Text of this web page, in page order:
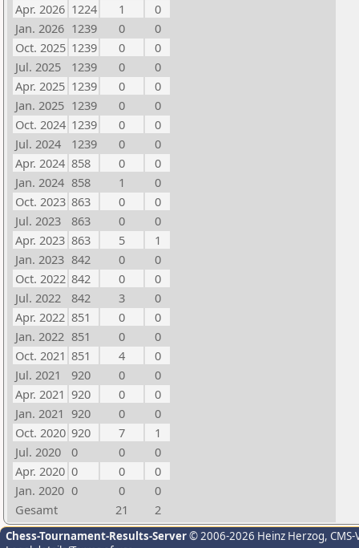
Apr. 2026 1224 1
0
Jan. 2026 1239 0
0
Oct. 2025 1239 0
0
Jul. 2025
1239 0
0
Apr. 2025 1239 0
0
Jan. 2025 1239 0
0
Oct. 2024 1239 0
0
Jul. 2024
1239 0
0
Apr. 2024 858 0
0
Jan. 2024 858 1
0
Oct. 2023 863 0
0
Jul. 2023
863 0
0
Apr. 2023 863 5
1
Jan. 2023 842 0
0
Oct. 2022 842 0
0
Jul. 2022
842 3
0
Apr. 2022 851 0
0
Jan. 2022 851 0
0
Oct. 2021 851 4
0
Jul. 2021
920 0
0
Apr. 2021 920 0
0
Jan. 2021 920 0
0
Oct. 2020 920 7
1
Jul. 2020
0 0
0
Apr. 2020 0 0
0
Jan. 2020 0 0
0
Gesamt
21 2
Chess-Tournament-Results-Server© 2006-2026 Heinz Herzog,